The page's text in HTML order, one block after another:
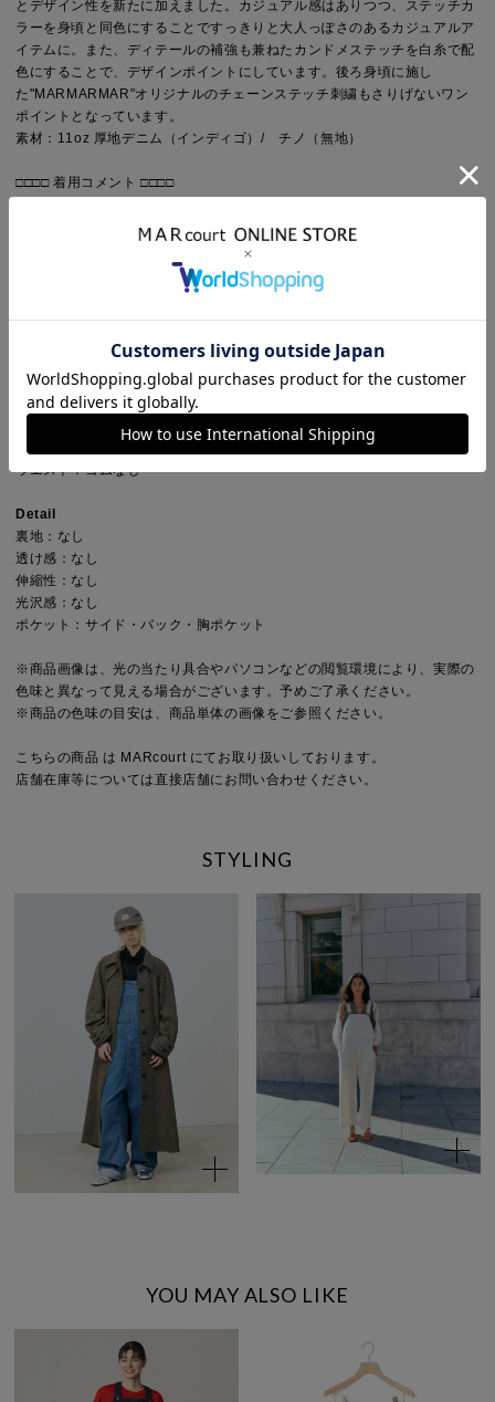
とデザイン性を新たに加えました。カジュアル感はありつつ、ステッチカ
ラーを身頃と同色にすることですっきりと大人っぽさのあるカジュアルア
イテムに。また、ディテールの補強も兼ねたカンドメステッチを白糸で配
色にすることで、デザインポイントにしています。後ろ身頃に施し
た"MARMARMAR"オリジナルのチェーンステッチ刺繍もさりげないワン
ポイントとなっています。
素材：11oz 厚地デニム（インディゴ）/ チノ（無地）
□□□□ 着用コメント □□□□
ールアップしたりボリュームのある靴にかかるようにダボっとしたスタイ
ルで着用できます。ワイド過ぎないほどよいパンツ幅とミニマルなデザイ
ンで大人っぽく着こなせます。身長163cmくるぶしにかかるくらいのジャ
ストな丈感でも肩紐を調整してダボっと長めに着用もできます。シンプル
ングシーズコーディネートで活躍しそうです。
Point
ウエスト：ゴムなし
Detail
裏地：なし
透け感：なし
伸縮性：なし
光沢感：なし
ポケット：サイド・バック・胸ポケット
※商品画像は、光の当たり具合やパソコンなどの閲覧環境により、実際の
色味と異なって見える場合がございます。予めご了承ください。
※商品の色味の目安は、商品単体の画像をご参照ください。
こちらの商品 は MARcourt にてお取り扱いしております。
店舗在庫等については直接店舗にお問い合わせください。
STYLING
YOU MAY ALSO LIKE